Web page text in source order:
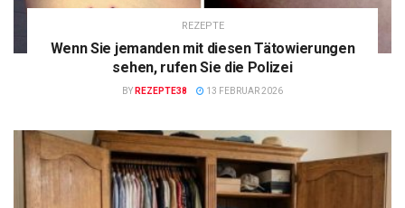
REZEPTE
Wenn Sie jemanden mit diesen Tätowierungen
sehen, rufen Sie die Polizei
BY REZEPTE38 13 FEBRUAR 2026